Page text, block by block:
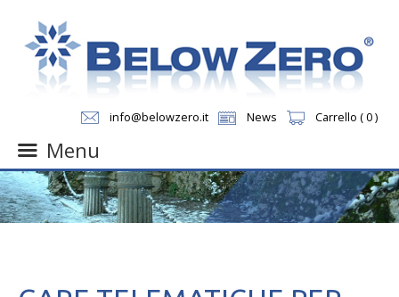
info@belowzero.it News Carrello ( 0 )
Menu
Skip
to
content